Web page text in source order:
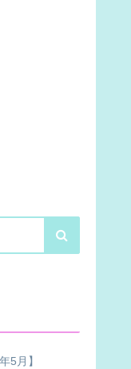
5月】